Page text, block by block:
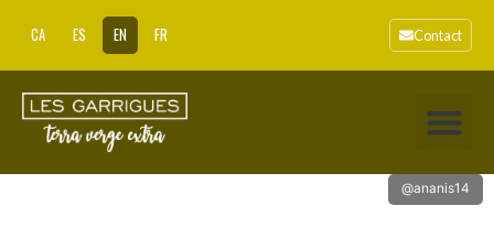
CA ES EN FR Contact
@ananis14